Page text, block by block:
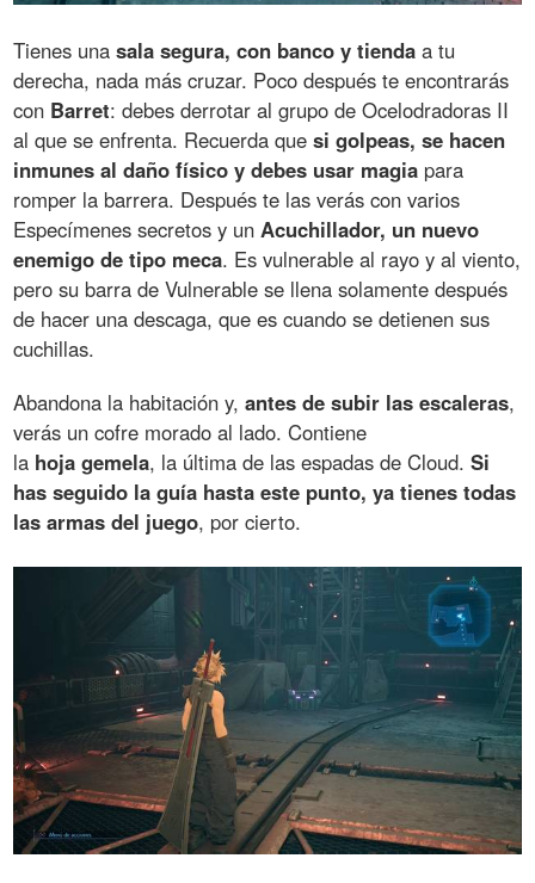
Tienes unasala segura, con banco y tienda a tu
derecha, nada más cruzar. Poco después te encontrarás
con Barret: debes derrotar al grupo de Ocelodradoras II
al que se enfrenta. Recuerda quesi golpeas, se hacen
inmunes al daño físico y debes usar magia para
romper la barrera. Después te las verás con varios
Especímenes secretos y unAcuchillador, un nuevo
enemigo de tipo meca. Es vulnerable al rayo y al viento,
pero su barra de Vulnerable se llena solamente después
de hacer una descaga, que es cuando se detienen sus
cuchillas.
Abandona la habitación y,antes de subir las escaleras,
verás un cofre morado al lado. Contiene
la hoja gemela, la última de las espadas de Cloud.Si
has seguido la guía hasta este punto, ya tienes todas
las armas del juego, por cierto.